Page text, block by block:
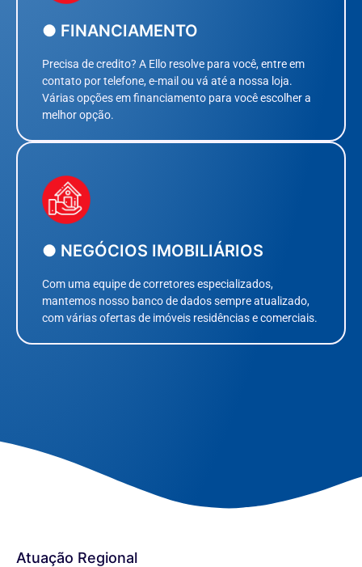
● FINANCIAMENTO
Precisa de credito? A Ello resolve para você, entre em
contato por telefone, e-mail ou vá até a nossa loja.
Várias opções em financiamento para você escolher a
melhor opção.
● NEGÓCIOS IMOBILIÁRIOS
Com uma equipe de corretores especializados,
mantemos nosso banco de dados sempre atualizado,
com várias ofertas de imóveis residências e comerciais.
Atuação Regional